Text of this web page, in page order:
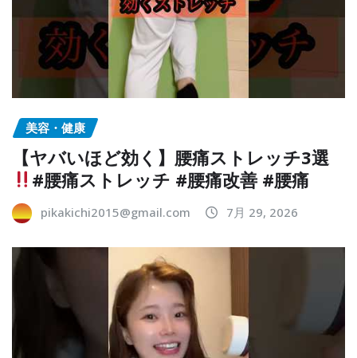
美容・健康
【ヤバいほど効く】腰痛ストレッチ3選
#腰痛ストレッチ #腰痛改善 #腰痛
pikakichi2015@gmail.com 7月 29, 2026